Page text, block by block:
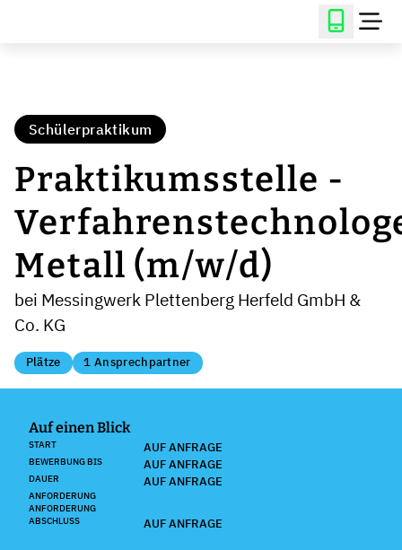
Schülerpraktikum
Praktikumsstelle -
Metall (m/w/d)
bei Messingwerk Plettenberg Herfeld GmbH &
Co. KG
Plätze 1 Ansprechpartner
Auf einen Blick
START AUF ANFRAGE
BEWERBUNG BIS AUF ANFRAGE
DAUER AUF ANFRAGE
ANFORDERUNG
ANFORDERUNG
ABSCHLUSS
AUF ANFRAGE